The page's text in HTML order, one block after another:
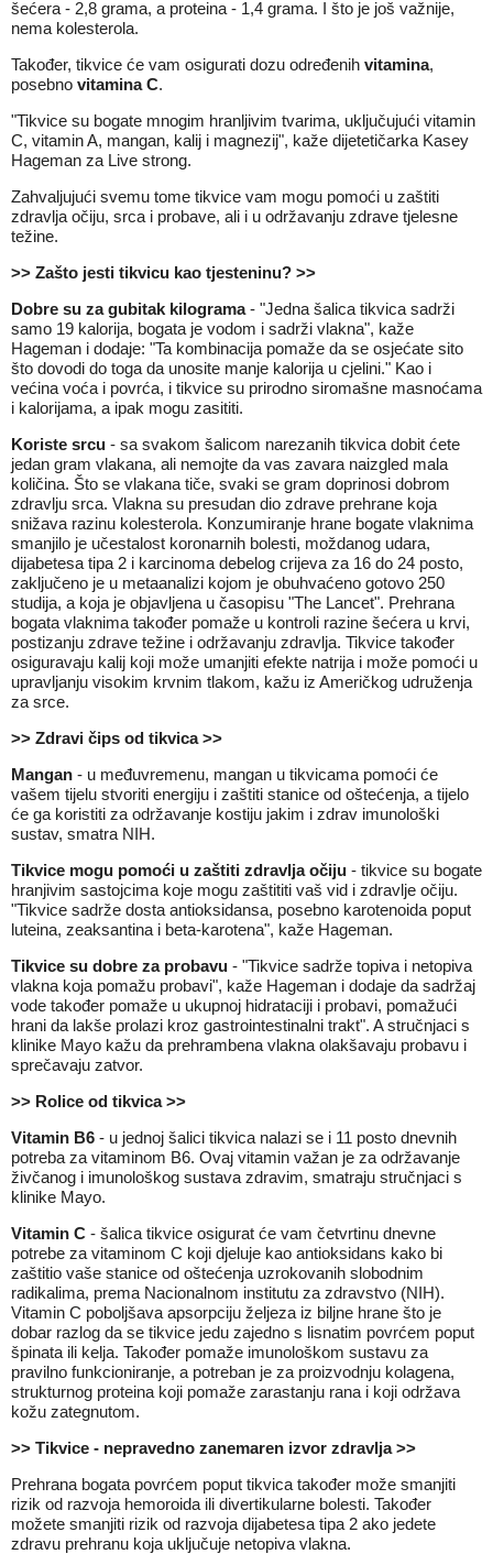
šećera - 2,8 grama, a proteina - 1,4 grama. I što je još važnije,
nema kolesterola.
Također, tikvice će vam osigurati dozu određenih vitamina,
posebno vitamina C.
"Tikvice su bogate mnogim hranljivim tvarima, uključujući vitamin
C, vitamin A, mangan, kalij i magnezij", kaže dijetetičarka Kasey
Hageman za Live strong.
Zahvaljujući svemu tome tikvice vam mogu pomoći u zaštiti
zdravlja očiju, srca i probave, ali i u održavanju zdrave tjelesne
težine.
>> Zašto jesti tikvicu kao tjesteninu? >>
Dobre su za gubitak kilograma- "Jedna šalica tikvica sadrži
samo 19 kalorija, bogata je vodom i sadrži vlakna", kaže
Hageman i dodaje: "Ta kombinacija pomaže da se osjećate sito
što dovodi do toga da unosite manje kalorija u cjelini." Kao i
većina voća i povrća, i tikvice su prirodno siromašne masnoćama
i kalorijama, a ipak mogu zasititi.
Koriste srcu - sa svakom šalicom narezanih tikvica dobit ćete
jedan gram vlakana, ali nemojte da vas zavara naizgled mala
količina. Što se vlakana tiče, svaki se gram doprinosi dobrom
zdravlju srca. Vlakna su presudan dio zdrave prehrane koja
snižava razinu kolesterola. Konzumiranje hrane bogate vlaknima
smanjilo je učestalost koronarnih bolesti, moždanog udara,
dijabetesa tipa 2 i karcinoma debelog crijeva za 16 do 24 posto,
zaključeno je u metaanalizi kojom je obuhvaćeno gotovo 250
studija, a koja je objavljena u časopisu "The Lancet". Prehrana
bogata vlaknima također pomaže u kontroli razine šećera u krvi,
postizanju zdrave težine i održavanju zdravlja. Tikvice također
osiguravaju kalij koji može umanjiti efekte natrija i može pomoći u
upravljanju visokim krvnim tlakom, kažu iz Američkog udruženja
za srce.
>> Zdravi čips od tikvica >>
Mangan - u međuvremenu, mangan u tikvicama pomoći će
vašem tijelu stvoriti energiju i zaštiti stanice od oštećenja, a tijelo
će ga koristiti za održavanje kostiju jakim i zdrav imunološki
sustav, smatra NIH.
Tikvice mogu pomoći u zaštiti zdravlja očiju - tikvice su bogate
hranjivim sastojcima koje mogu zaštititi vaš vid i zdravlje očiju.
"Tikvice sadrže dosta antioksidansa, posebno karotenoida poput
luteina, zeaksantina i beta-karotena", kaže Hageman.
Tikvice su dobre za probavu - "Tikvice sadrže topiva i netopiva
vlakna koja pomažu probavi", kaže Hageman i dodaje da sadržaj
vode također pomaže u ukupnoj hidrataciji i probavi, pomažući
hrani da lakše prolazi kroz gastrointestinalni trakt". A stručnjaci s
klinike Mayo kažu da prehrambena vlakna olakšavaju probavu i
sprečavaju zatvor.
>> Rolice od tikvica >>
Vitamin B6 - u jednoj šalici tikvica nalazi se i 11 posto dnevnih
potreba za vitaminom B6. Ovaj vitamin važan je za održavanje
živčanog i imunološkog sustava zdravim, smatraju stručnjaci s
klinike Mayo.
Vitamin C - šalica tikvice osigurat će vam četvrtinu dnevne
potrebe za vitaminom C koji djeluje kao antioksidans kako bi
zaštitio vaše stanice od oštećenja uzrokovanih slobodnim
radikalima, prema Nacionalnom institutu za zdravstvo (NIH).
Vitamin C poboljšava apsorpciju željeza iz biljne hrane što je
dobar razlog da se tikvice jedu zajedno s lisnatim povrćem poput
špinata ili kelja. Također pomaže imunološkom sustavu za
pravilno funkcioniranje, a potreban je za proizvodnju kolagena,
strukturnog proteina koji pomaže zarastanju rana i koji održava
kožu zategnutom.
>> Tikvice - nepravedno zanemaren izvor zdravlja >>
Prehrana bogata povrćem poput tikvica također može smanjiti
rizik od razvoja hemoroida ili divertikularne bolesti. Također
možete smanjiti rizik od razvoja dijabetesa tipa 2 ako jedete
zdravu prehranu koja uključuje netopiva vlakna.